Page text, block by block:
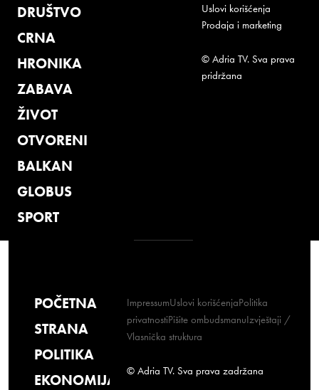
DRUŠTVO
CRNA
HRONIKA
ZABAVA
ŽIVOT
OTVORENI
BALKAN
GLOBUS
SPORT
Uslovi korišćenja
Prodaja i marketing
© Adria TV. Sva prava
pridržana
POČETNA
STRANA
POLITIKA
EKONOMIJA
ImpressumUslovi korišćenjaPolitika
privatnostiPišite ombudsmanuIzvještaji /
Vlasnička struktura
© Adria TV. Sva prava zadržana